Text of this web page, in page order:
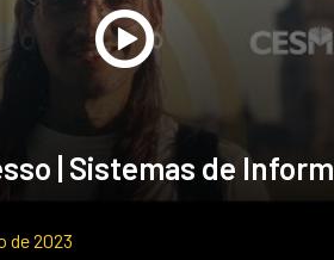
| Sistemas de
de 2023